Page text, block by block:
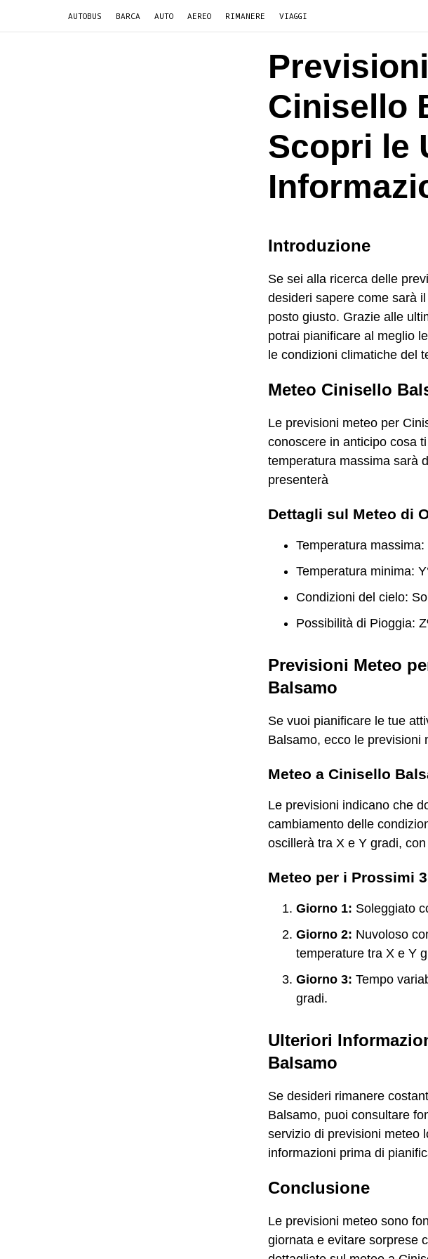
AUTOBUS BARCA AUTO AEREO RIMANERE VIAGGI
Cinisello
Scopri le
Introduzione
Se sei alla ricerca delle
desideri sapere come sarà
posto giusto. Grazie alle
potrai pianificare al meglio
le condizioni climatiche del
Meteo Cinisello
Le previsioni meteo per
conoscere in anticipo cosa
temperatura massima sarà
presenterà
Dettagli sul Meteo di
Temperatura massima:
Temperatura minima:
Condizioni del cielo:
Possibilità di Pioggia:
Previsioni Meteo
Balsamo
Se vuoi pianificare le tue
Balsamo, ecco le previsioni
Meteo a Cinisello
Le previsioni indicano che
cambiamento delle
oscillerà tra X e Y gradi,
Meteo per i Prossimi
Giorno 1: Soleggiato
Giorno 2: Nuvoloso
temperature tra X e Y
Giorno 3: Tempo
gradi.
Ulteriori
Balsamo
Se desideri rimanere
Balsamo, puoi consultare
servizio di previsioni meteo
informazioni prima di
Conclusione
Le previsioni meteo sono
giornata e evitare sorprese